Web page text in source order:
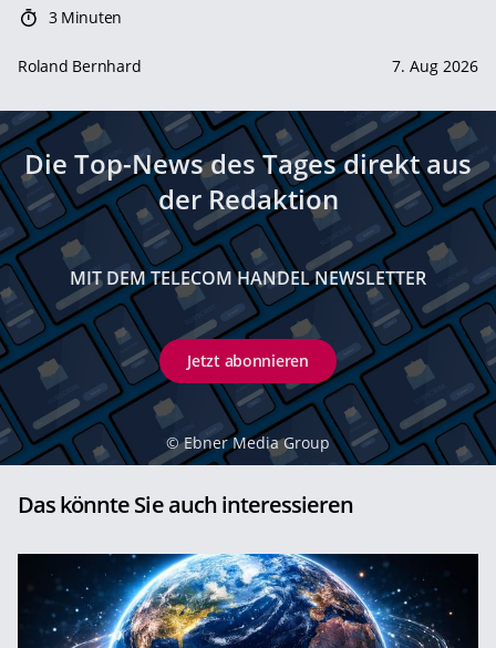
3 Minuten
Roland Bernhard 7. Aug 2026
Die Top-News des Tages direkt aus
der Redaktion
MIT DEM TELECOM HANDEL NEWSLETTER
Jetzt abonnieren
© Ebner Media Group
Das könnte Sie auch interessieren